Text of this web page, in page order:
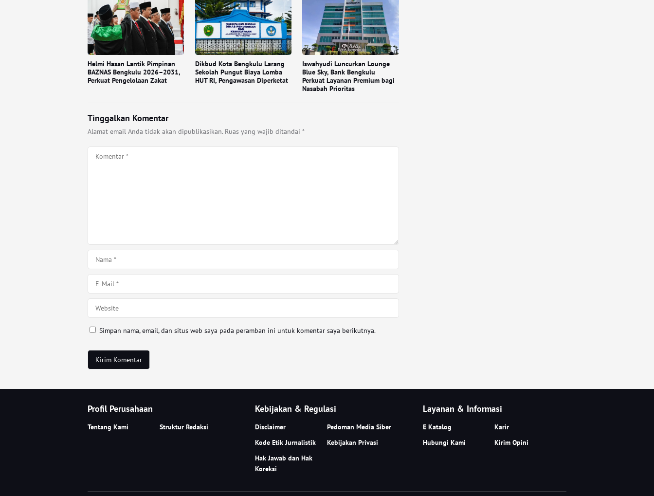
Helmi Hasan Lantik Pimpinan
BAZNAS Bengkulu 2026–2031,
Perkuat Pengelolaan Zakat
Dikbud Kota Bengkulu Larang
Sekolah Pungut Biaya Lomba
HUT RI, Pengawasan Diperketat
Iswahyudi Luncurkan Lounge
Blue Sky, Bank Bengkulu
Perkuat Layanan Premium bagi
Nasabah Prioritas
Tinggalkan Komentar
Alamat email Anda tidak akan dipublikasikan. Ruas yang wajib ditandai *
Simpan nama, email, dan situs web saya pada peramban ini untuk komentar saya berikutnya.
Profil Perusahaan
Tentang Kami Struktur Redaksi
Kebijakan & Regulasi
Disclaimer
Pedoman Media Siber
Kode Etik Jurnalistik
Kebijakan Privasi
Hak Jawab dan Hak
Koreksi
Layanan & Informasi
E Katalog
Karir
Hubungi Kami
Kirim Opini